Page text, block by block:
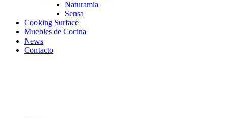
Naturamia
Sensa
Cooking Surface
Muebles de Cocina
News
Contacto